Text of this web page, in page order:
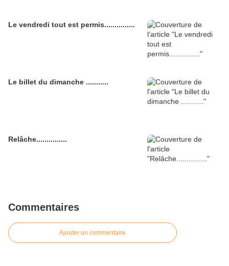
Le vendredi tout est permis...............
Le billet du dimanche ...........
Relâche...............
Commentaires
Ajouter un commentaire